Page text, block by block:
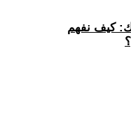
كيف نفهم